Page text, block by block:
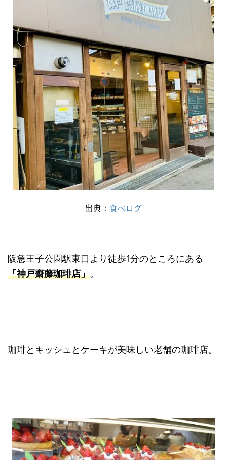
出典： 食べログ
阪急王子公園駅東口より徒歩1分のところにある
「神戸齋藤珈琲店」。
珈琲とキッシュとケーキが美味しい老舗の珈琲店。